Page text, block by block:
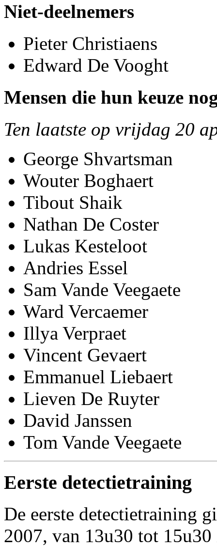
Niet-deelnemers
Pieter Christiaens
Edward De Vooght
Mensen die hun keuze
Ten laatste op vrijdag 20
George Shvartsman
Wouter Boghaert
Tibout Shaik
Nathan De Coster
Lukas Kesteloot
Andries Essel
Sam Vande Veegaete
Ward Vercaemer
Illya Verpraet
Vincent Gevaert
Emmanuel Liebaert
Lieven De Ruyter
David Janssen
Tom Vande Veegaete
Eerste detectietraining
De eerste detectietraining
2007, van 13u30 tot